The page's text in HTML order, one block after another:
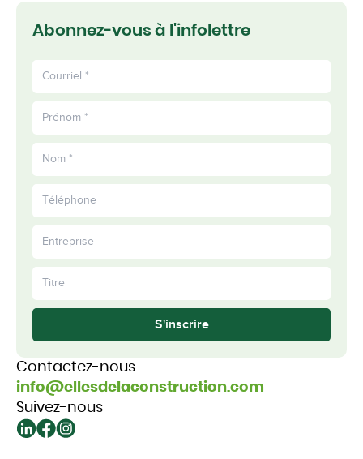
Abonnez-vous à l'infolettre
S'inscrire
Contactez-nous
info@ellesdelaconstruction.com
Suivez-nous